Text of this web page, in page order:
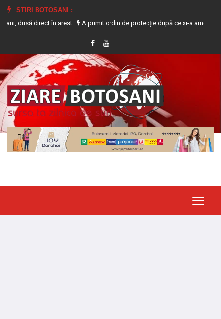
STIRI BOTOSANI :
direct în arest
A primit ordin de protecție după ce și-a amenințat